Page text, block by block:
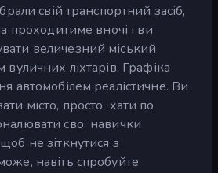
свій транспортний засіб,
проходитиме вночі і ви
величезний міський
вуличних ліхтарів. Графіка
автомобілем реалістичне. Ви
місто, просто їхати по
свої навички
не зіткнутися з
навіть спробуйте